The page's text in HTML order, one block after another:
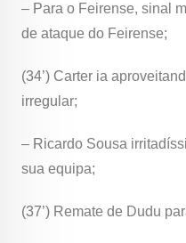
– Para o Feirense, sinal
de ataque do Feirense;
(34’) Carter ia
irregular;
– Ricardo Sousa
sua equipa;
(37’) Remate de Dudu